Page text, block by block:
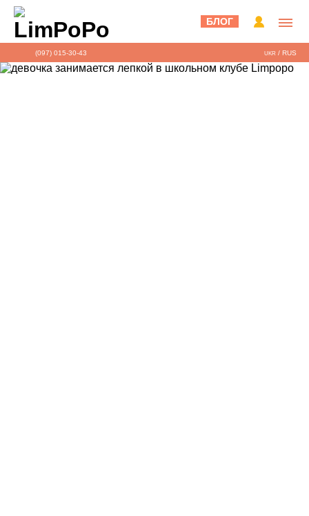
БЛОГ
(097) 015-30-43 UKR / RUS